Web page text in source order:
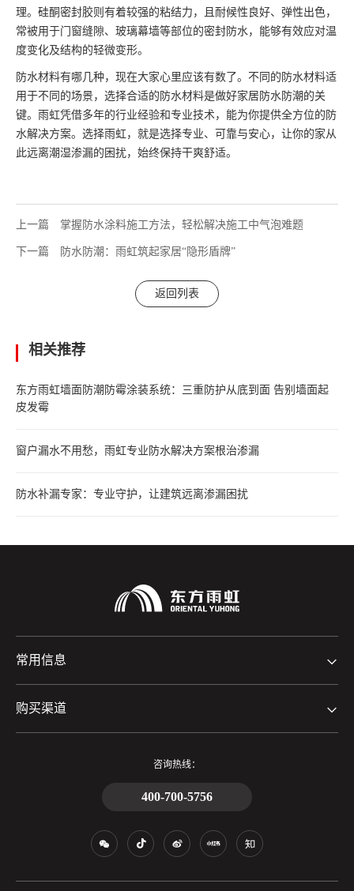
理。硅酮密封胶则有着较强的粘结力，且耐候性良好、弹性出色，
常被用于门窗缝隙、玻璃幕墙等部位的密封防水，能够有效应对温
度变化及结构的轻微变形。
防水材料有哪几种，现在大家心里应该有数了。不同的防水材料适
用于不同的场景，选择合适的防水材料是做好家居防水防潮的关
键。雨虹凭借多年的行业经验和专业技术，能为你提供全方位的防
水解决方案。选择雨虹，就是选择专业、可靠与安心，让你的家从
此远离潮湿渗漏的困扰，始终保持干爽舒适。
上一篇 掌握防水涂料施工方法，轻松解决施工中气泡难题
下一篇 防水防潮：雨虹筑起家居“隐形盾牌”
返回列表
相关推荐
东方雨虹墙面防潮防霉涂装系统：三重防护从底到面 告别墙面起
皮发霉
窗户漏水不用愁，雨虹专业防水解决方案根治渗漏
防水补漏专家：专业守护，让建筑远离渗漏困扰
常用信息
购买渠道
咨询热线：
400-700-5756